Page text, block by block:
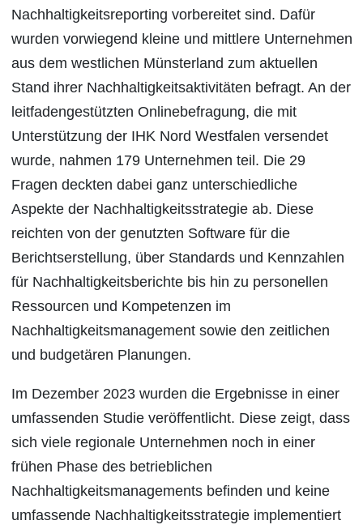
Nachhaltigkeitsreporting vorbereitet sind. Dafür
wurden vorwiegend kleine und mittlere Unternehmen
aus dem westlichen Münsterland zum aktuellen
Stand ihrer Nachhaltigkeitsaktivitäten befragt. An der
leitfadengestützten Onlinebefragung, die mit
Unterstützung der IHK Nord Westfalen versendet
wurde, nahmen 179 Unternehmen teil. Die 29
Fragen deckten dabei ganz unterschiedliche
Aspekte der Nachhaltigkeitsstrategie ab. Diese
reichten von der genutzten Software für die
Berichtserstellung, über Standards und Kennzahlen
für Nachhaltigkeitsberichte bis hin zu personellen
Ressourcen und Kompetenzen im
Nachhaltigkeitsmanagement sowie den zeitlichen
und budgetären Planungen.
Im Dezember 2023 wurden die Ergebnisse in einer
umfassenden Studie veröffentlicht. Diese zeigt, dass
sich viele regionale Unternehmen noch in einer
frühen Phase des betrieblichen
Nachhaltigkeitsmanagements befinden und keine
umfassende Nachhaltigkeitsstrategie implementiert